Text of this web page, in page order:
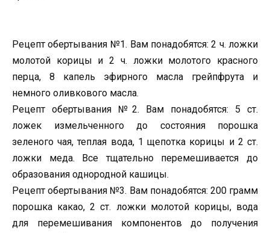
Рецепт обертывания №1. Вам понадобятся: 2 ч. ложки
молотой корицы и 2 ч. ложки молотого красного
перца, 8 капель эфирного масла грейпфрута и
немного оливкового масла.
Рецепт обертывания №2. Вам понадобятся: 5 ст.
ложек измельченного до состояния порошка
зеленого чая, теплая вода, 1 щепотка корицы и 2 ст.
ложки меда. Все тщательно перемешивается до
образования однородной кашицы.
Рецепт обертывания №3. Вам понадобятся: 200 грамм
порошка какао, 2 ст. ложки молотой корицы, вода
для перемешивания компонентов до получения